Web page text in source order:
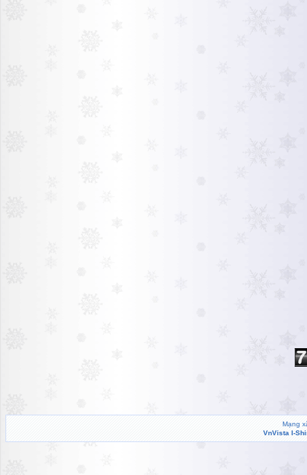
Mạng
VnVista I-